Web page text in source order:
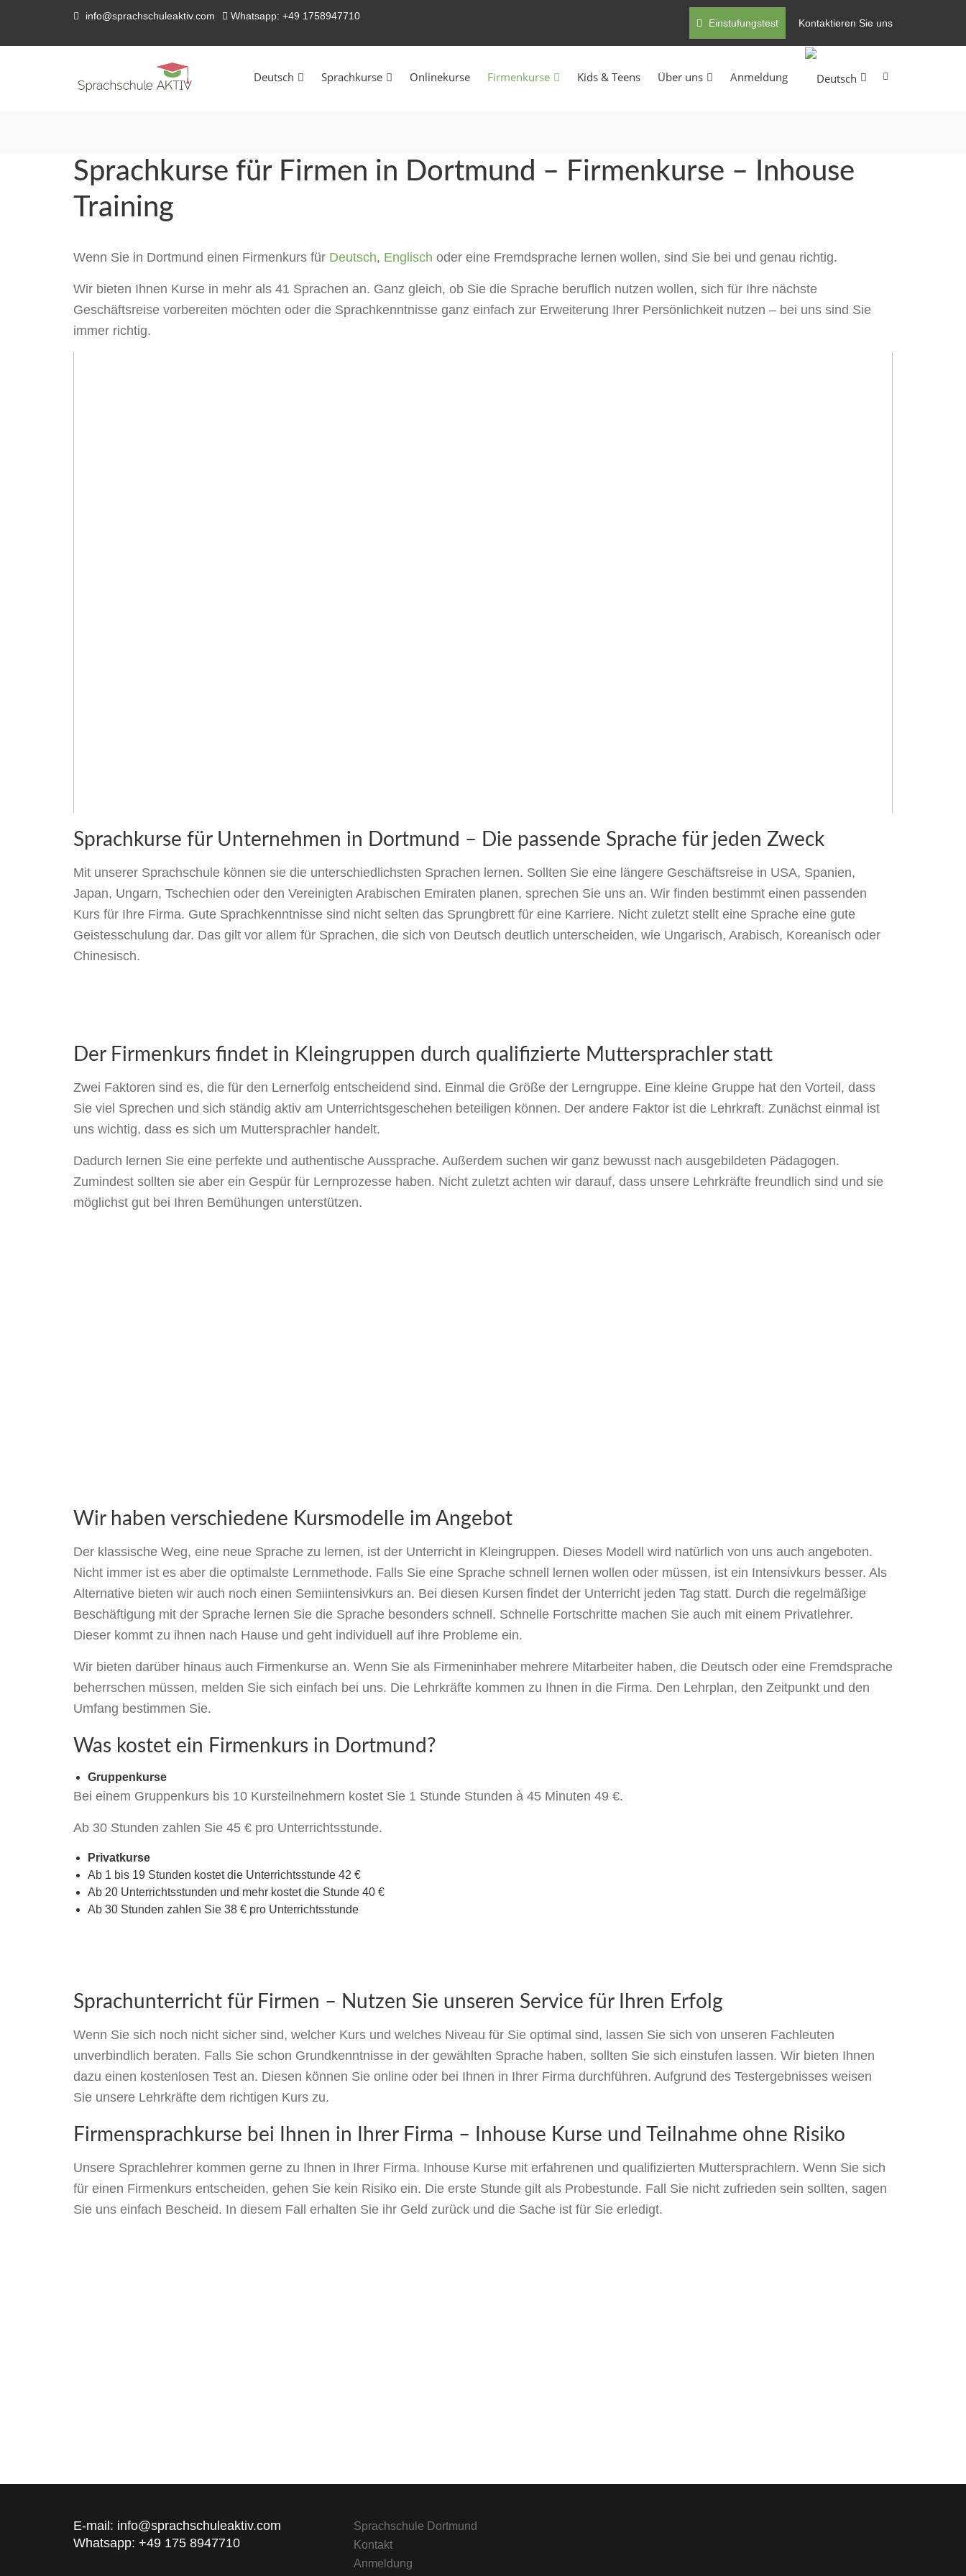
info@sprachschuleaktiv.com Whatsapp: +49 1758947710
Einstufungstest Kontaktieren Sie uns
Deutsch Sprachkurse Onlinekurse Firmenkurse Kids & Teens Über uns Anmeldung
Sprachkurse für Firmen in Dortmund – Firmenkurse – Inhouse
Training
Wenn Sie in Dortmund einen Firmenkurs für Deutsch, Englisch oder eine Fremdsprache lernen wollen, sind Sie bei und genau richtig.
Wir bieten Ihnen Kurse in mehr als 41 Sprachen an. Ganz gleich, ob Sie die Sprache beruflich nutzen wollen, sich für Ihre nächste
Geschäftsreise vorbereiten möchten oder die Sprachkenntnisse ganz einfach zur Erweiterung Ihrer Persönlichkeit nutzen – bei uns sind Sie
immer richtig.
Sprachkurse für Unternehmen in Dortmund – Die passende Sprache für jeden Zweck
Mit unserer Sprachschule können sie die unterschiedlichsten Sprachen lernen. Sollten Sie eine längere Geschäftsreise in USA, Spanien,
Japan, Ungarn, Tschechien oder den Vereinigten Arabischen Emiraten planen, sprechen Sie uns an. Wir finden bestimmt einen passenden
Kurs für Ihre Firma. Gute Sprachkenntnisse sind nicht selten das Sprungbrett für eine Karriere. Nicht zuletzt stellt eine Sprache eine gute
Geistesschulung dar. Das gilt vor allem für Sprachen, die sich von Deutsch deutlich unterscheiden, wie Ungarisch, Arabisch, Koreanisch oder
Chinesisch.
Der Firmenkurs findet in Kleingruppen durch qualifizierte Muttersprachler statt
Zwei Faktoren sind es, die für den Lernerfolg entscheidend sind. Einmal die Größe der Lerngruppe. Eine kleine Gruppe hat den Vorteil, dass
Sie viel Sprechen und sich ständig aktiv am Unterrichtsgeschehen beteiligen können. Der andere Faktor ist die Lehrkraft. Zunächst einmal ist
uns wichtig, dass es sich um Muttersprachler handelt.
Dadurch lernen Sie eine perfekte und authentische Aussprache. Außerdem suchen wir ganz bewusst nach ausgebildeten Pädagogen.
Zumindest sollten sie aber ein Gespür für Lernprozesse haben. Nicht zuletzt achten wir darauf, dass unsere Lehrkräfte freundlich sind und sie
möglichst gut bei Ihren Bemühungen unterstützen.
Wir haben verschiedene Kursmodelle im Angebot
Der klassische Weg, eine neue Sprache zu lernen, ist der Unterricht in Kleingruppen. Dieses Modell wird natürlich von uns auch angeboten.
Nicht immer ist es aber die optimalste Lernmethode. Falls Sie eine Sprache schnell lernen wollen oder müssen, ist ein Intensivkurs besser. Als
Alternative bieten wir auch noch einen Semiintensivkurs an. Bei diesen Kursen findet der Unterricht jeden Tag statt. Durch die regelmäßige
Beschäftigung mit der Sprache lernen Sie die Sprache besonders schnell. Schnelle Fortschritte machen Sie auch mit einem Privatlehrer.
Dieser kommt zu ihnen nach Hause und geht individuell auf ihre Probleme ein.
Wir bieten darüber hinaus auch Firmenkurse an. Wenn Sie als Firmeninhaber mehrere Mitarbeiter haben, die Deutsch oder eine Fremdsprache
beherrschen müssen, melden Sie sich einfach bei uns. Die Lehrkräfte kommen zu Ihnen in die Firma. Den Lehrplan, den Zeitpunkt und den
Umfang bestimmen Sie.
Was kostet ein Firmenkurs in Dortmund?
Gruppenkurse
Bei einem Gruppenkurs bis 10 Kursteilnehmern kostet Sie 1 Stunde Stunden à 45 Minuten 49 €.
Ab 30 Stunden zahlen Sie 45 € pro Unterrichtsstunde.
Privatkurse
Ab 1 bis 19 Stunden kostet die Unterrichtsstunde 42 €
Ab 20 Unterrichtsstunden und mehr kostet die Stunde 40 €
Ab 30 Stunden zahlen Sie 38 € pro Unterrichtsstunde
Sprachunterricht für Firmen – Nutzen Sie unseren Service für Ihren Erfolg
Wenn Sie sich noch nicht sicher sind, welcher Kurs und welches Niveau für Sie optimal sind, lassen Sie sich von unseren Fachleuten
unverbindlich beraten. Falls Sie schon Grundkenntnisse in der gewählten Sprache haben, sollten Sie sich einstufen lassen. Wir bieten Ihnen
dazu einen kostenlosen Test an. Diesen können Sie online oder bei Ihnen in Ihrer Firma durchführen. Aufgrund des Testergebnisses weisen
Sie unsere Lehrkräfte dem richtigen Kurs zu.
Firmensprachkurse bei Ihnen in Ihrer Firma – Inhouse Kurse und Teilnahme ohne Risiko
Unsere Sprachlehrer kommen gerne zu Ihnen in Ihrer Firma. Inhouse Kurse mit erfahrenen und qualifizierten Muttersprachlern. Wenn Sie sich
für einen Firmenkurs entscheiden, gehen Sie kein Risiko ein. Die erste Stunde gilt als Probestunde. Fall Sie nicht zufrieden sein sollten, sagen
Sie uns einfach Bescheid. In diesem Fall erhalten Sie ihr Geld zurück und die Sache ist für Sie erledigt.
E-mail: info@sprachschuleaktiv.com
Whatsapp: +49 175 8947710
Sprachschule Dortmund
Kontakt
Anmeldung